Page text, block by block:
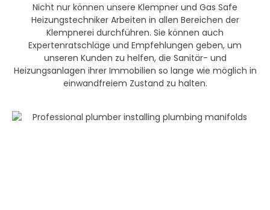
Nicht nur können unsere Klempner und Gas Safe
Heizungstechniker Arbeiten in allen Bereichen der
Klempnerei durchführen. Sie können auch
Expertenratschläge und Empfehlungen geben, um
unseren Kunden zu helfen, die Sanitär- und
Heizungsanlagen ihrer Immobilien so lange wie möglich in
einwandfreiem Zustand zu halten.